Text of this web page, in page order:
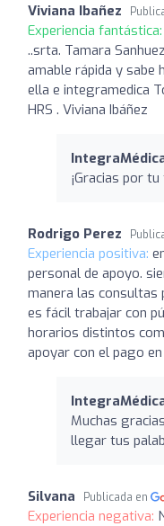
Viviana Ibañez
Experiencia fantástica:
..srta. Tamara
amable rápida y sabe
ella e integramedica
HRS . Viviana Ibáñez
¡Gracias por
Rodrigo Perez
Experiencia positiva:
personal de apoyo.
manera las consultas
es fácil trabajar con
horarios distintos
apoyar con el pago
Muchas
llegar tus
Silvana Publicada en
Experiencia negativa: